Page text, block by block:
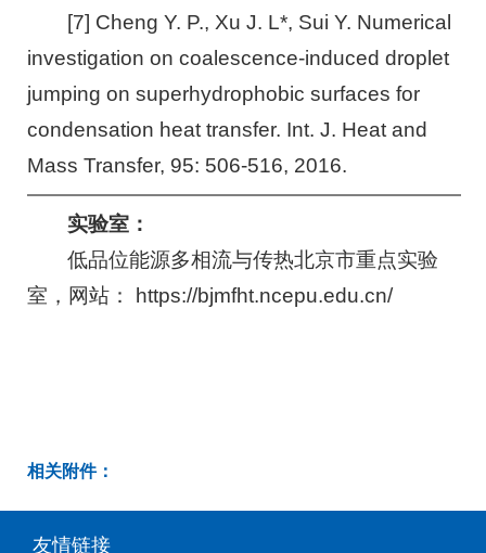
[7] Cheng Y. P., Xu J. L*, Sui Y. Numerical
investigation on coalescence-induced droplet
jumping on superhydrophobic surfaces for
condensation heat transfer. Int. J. Heat and
Mass Transfer, 95: 506-516, 2016.
实验室：
低品位能源多相流与传热北京市重点实验
室，网站： https://bjmfht.ncepu.edu.cn/
相关附件：
友情链接